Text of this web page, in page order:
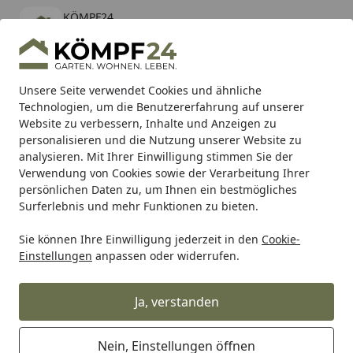
Unsere Seite verwendet Cookies und ähnliche
Technologien, um die Benutzererfahrung auf unserer
Website zu verbessern, Inhalte und Anzeigen zu
personalisieren und die Nutzung unserer Website zu
analysieren. Mit Ihrer Einwilligung stimmen Sie der
Verwendung von Cookies sowie der Verarbeitung Ihrer
persönlichen Daten zu, um Ihnen ein bestmögliches
Surferlebnis und mehr Funktionen zu bieten.
Sie können Ihre Einwilligung jederzeit in den Cookie-
Einstellungen anpassen oder widerrufen.
Ja, verstanden
Nein, Einstellungen öffnen
KÖMPF24
kostenlos - Im App Store
Hotline
Alle Produkte
Mein Konto
Suchen
Karibu Pools inkl. gratis Sandfilteranlage & Pool-
Starterset (Gesamtwert bis 468,99€)
Startseite
Alles für den Garten Gartenhaus Gartenhäuser Holz
Wolff Finnhaus Blockbohlenhaus
Pia 3030 - 34 mm